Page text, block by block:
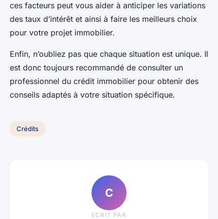
ces facteurs peut vous aider à anticiper les variations
des taux d’intérêt et ainsi à faire les meilleurs choix
pour votre projet immobilier.
Enfin, n’oubliez pas que chaque situation est unique. Il
est donc toujours recommandé de consulter un
professionnel du crédit immobilier pour obtenir des
conseils adaptés à votre situation spécifique.
Crédits
C
ECRIT PAR